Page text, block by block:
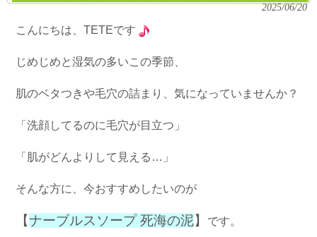
2025/06/20
こんにちは、TETEです
じめじめと湿気の多いこの季節、
肌のベタつきや毛穴の詰まり、気になっていませんか？
「洗顔してるのに毛穴が目立つ」
「肌がどんよりして見える…」
そんな方に、今おすすめしたいのが
【ナーブルスソープ 死海の泥】 です。